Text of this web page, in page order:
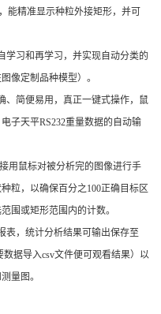
能精准显示种粒外接矩形，并可
习和再学习，并实现自动分类的
像定制品种模型）。
、简便易用，真正一键式操作，鼠
子天平RS232重量数据的自动输
用鼠标对被分析完的图像进行手
粒，以确保百分之100正确目标区
围或矩形范围内的计数。
表，统计分析结果可输出保存至
据导入csv文件便可观看结果）以
量图。